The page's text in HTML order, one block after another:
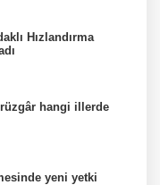
Hızlandırma
rüzgâr hangi illerde
yeni yetki